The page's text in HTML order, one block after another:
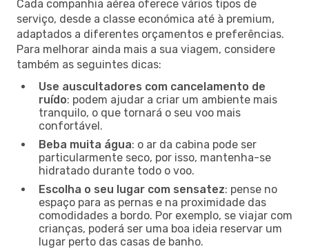
Cada companhia aérea oferece vários tipos de
serviço, desde a classe económica até à premium,
adaptados a diferentes orçamentos e preferências.
Para melhorar ainda mais a sua viagem, considere
também as seguintes dicas:
Use auscultadores com cancelamento de
ruído: podem ajudar a criar um ambiente mais
tranquilo, o que tornará o seu voo mais
confortável.
Beba muita água: o ar da cabina pode ser
particularmente seco, por isso, mantenha-se
hidratado durante todo o voo.
Escolha o seu lugar com sensatez: pense no
espaço para as pernas e na proximidade das
comodidades a bordo. Por exemplo, se viajar com
crianças, poderá ser uma boa ideia reservar um
lugar perto das casas de banho.